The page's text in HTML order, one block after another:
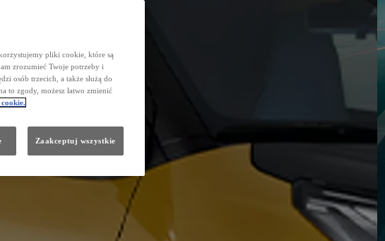
pliki cookie, które są
zrozumieć Twoje potrzeby i
osób trzecich, a także służą do
to zgody, możesz łatwo zmienić
Zaakceptuj wszystkie